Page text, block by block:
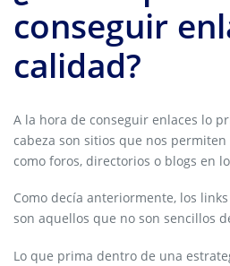
conseguir
calidad?
A la hora de conseguir enlaces lo
cabeza son sitios que nos
como foros, directorios o blogs en
Como decía anteriormente, los
son aquellos que no son sencillos
Lo que prima dentro de una